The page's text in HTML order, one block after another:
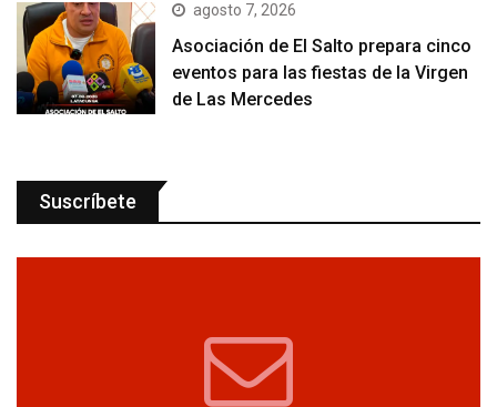
agosto 7, 2026
Asociación de El Salto prepara cinco
eventos para las fiestas de la Virgen
de Las Mercedes
Suscríbete